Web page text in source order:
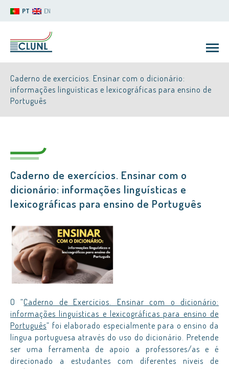
PT EN
CLUNL
Caderno de exercícios. Ensinar com o dicionário:
informações linguísticas e lexicográficas para ensino de
Português
Caderno de exercícios. Ensinar com o
dicionário: informações linguísticas e
lexicográficas para ensino de Português
O “Caderno de Exercícios. Ensinar com o dicionário:
informações linguísticas e lexicográficas para ensino de
Português” foi elaborado especialmente para o ensino da
língua portuguesa através do uso do dicionário. Pretende
ser uma ferramenta de apoio a professores/as e é
direcionado a estudantes com diferentes níveis de